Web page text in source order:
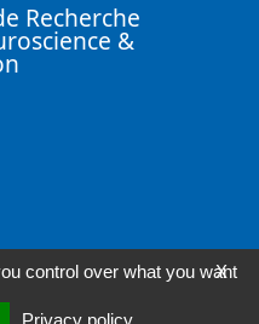
Recherche
&
X
control over what you want
Privacy policy